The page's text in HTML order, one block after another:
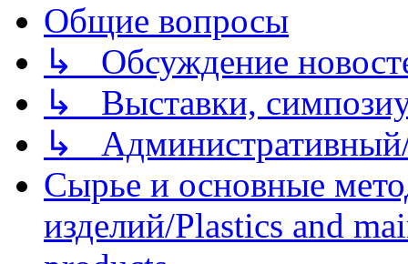
Общие вопросы
↳ Обсуждение
↳ Выставки,
↳
Сырье и основные
изделий/Plastics and